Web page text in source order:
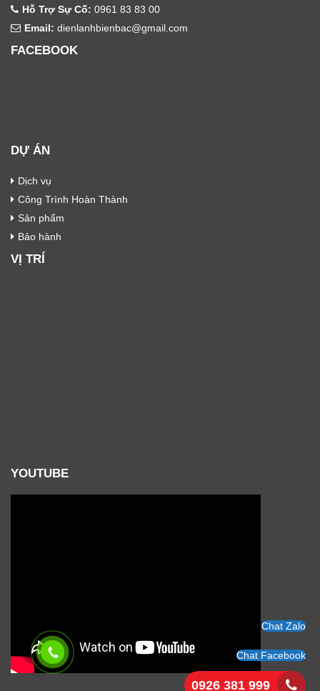
Hỗ Trợ Sự Cố: 0961 83 83 00
Email: dienlanhbienbac@gmail.com
FACEBOOK
DỰ ÁN
Dịch vụ
Công Trình Hoàn Thành
Sản phẩm
Bảo hành
VỊ TRÍ
YOUTUBE
Chat Zalo
Chat Facebook
0926 381 999